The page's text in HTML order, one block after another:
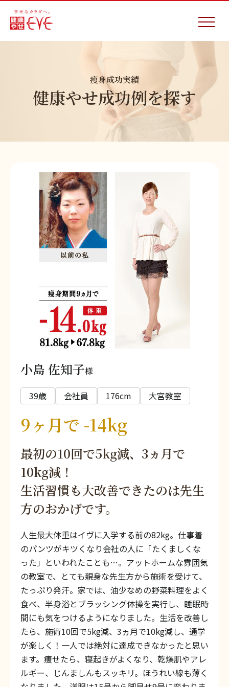
痩身成功実績
健康やせ成功例を探す
小島 佐知子様
39歳 会社員 176cm 大宮教室
9ヶ月で -14kg
最初の10回で5kg減、3ヵ月で
10kg減！
生活習慣も大改善できたのは先生
方のおかげです。
人生最大体重はイヴに入学する前の82kg。仕事着
のパンツがキツくなり会社の人に「たくましくな
った」といわれたことも…。アットホームな雰囲気
の教室で、とても親身な先生方から施術を受けて、
たっぷり発汗。家では、油少なめの野菜料理をよく
食べ、半身浴とブラッシング体操を実行し、睡眠時
間にも気をつけるようになりました。生活を改善し
たら、施術10回で5kg減、3ヵ月で10kg減し、通学
が楽しく！一人では絶対に達成できなかったと思い
ます。痩せたら、寝起きがよくなり、乾燥肌やアレ
ルギー、じんましんもスッキリ。ほうれい線も薄く